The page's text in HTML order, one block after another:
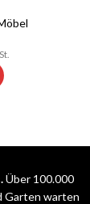
Über 100.000
Garten warten